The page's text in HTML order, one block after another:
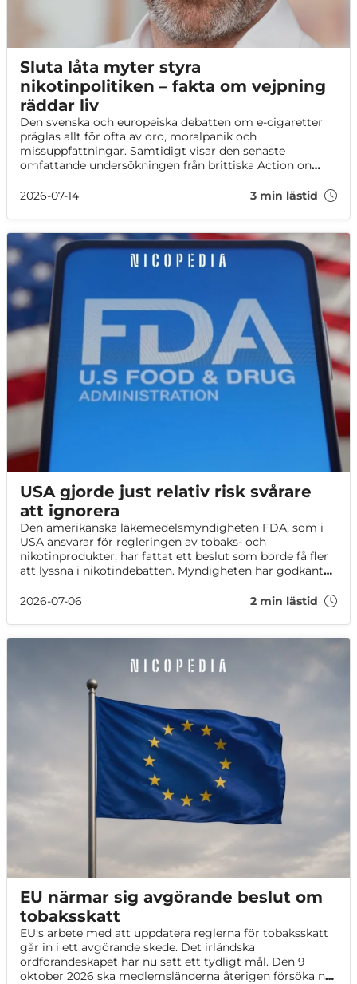
Sluta låta myter styra
nikotinpolitiken – fakta om vejpning
räddar liv
Den svenska och europeiska debatten om e-cigaretter
präglas allt för ofta av oro, moralpanik och
missuppfattningar. Samtidigt visar den senaste
omfattande undersökningen från brittiska Action on
mer nyanserad ut. Rapporten omfattar över 13 000
underlagen vi har om användningen av e-cigaretter
bland vuxna (ASH, 2026). Det kanske viktigaste
resultatet är detta: vejpning används i huvudsak av
människor som röker eller har rökt. Av de cirka 5,5
miljoner vuxna britter som använder e-cigaretter är 60
procent före detta rökare och 32 procent fortfarande
rökare. Endast 8 procent har aldrig rökt (ASH, 2026).
Detta borde förändra hela utgångspunkten för debatten.
2026-07-14 3 min lästid
USA gjorde just relativ risk svårare
att ignorera
Den amerikanska läkemedelsmyndigheten FDA, som i
USA ansvarar för regleringen av tobaks- och
nikotinprodukter, har fattat ett beslut som borde få fler
att lyssna i nikotindebatten. Myndigheten har godkänt
USA.
2026-07-06 2 min lästid
EU närmar sig avgörande beslut om
tobaksskatt
EU:s arbete med att uppdatera reglerna för tobaksskatt
går in i ett avgörande skede. Det irländska
ordförandeskapet har nu satt ett tydligt mål. Den 9
oktober 2026 ska medlemsländerna återigen försöka nå